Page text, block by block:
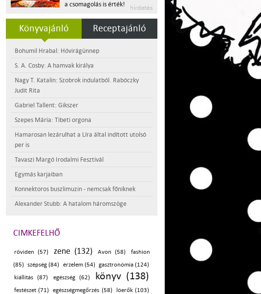
a csomagolás is érték!
Könyvajánló Receptajánló
Bohumil Hrabal: Hóvirágünnep
S. A. Cosby: A hamvak királya
Nagy T. Katalin: Szobrok indulatból. Rabóczky
Judit Rita
Gabriel Tallent: Gikszer
Szepes Mária: Tibeti orgona
Hamarosan lezárulhat a Líra által indított utolsó
per is
Tavaszi Margó Irodalmi Fesztivál
Egymás karjaiban
Konnektoros buszlimuzin - nemcsak főniknek
Alexander Stubb: A hatalom háromszöge
CIMKEFELHŐ
röviden (57) zene (132) Avon (58)
fashion
(85)
szépség (84) érzelem (54)
gasztronómia (124)
kiállítás (87)
egészség (62) könyv (138)
festészet (71) egészségmegőrzés (58)
lóerők (103)